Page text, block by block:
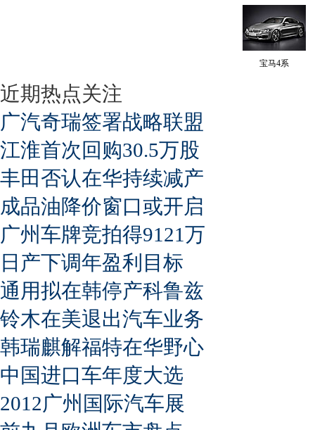
宝马4系
近期热点关注
广汽奇瑞签署战略联盟
江淮首次回购30.5万股
丰田否认在华持续减产
成品油降价窗口或开启
广州车牌竞拍得9121万
日产下调年盈利目标
通用拟在韩停产科鲁兹
铃木在美退出汽车业务
韩瑞麒解福特在华野心
中国进口车年度大选
2012广州国际汽车展